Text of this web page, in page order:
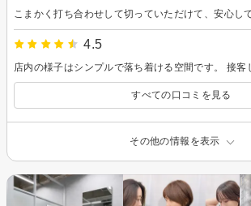
4.5
すべての口コミを見る
その他の情報を表示